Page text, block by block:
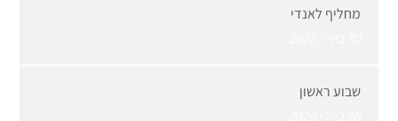
מחליף לאנדי
שבוע ראשון